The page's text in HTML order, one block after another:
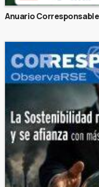
Anuario